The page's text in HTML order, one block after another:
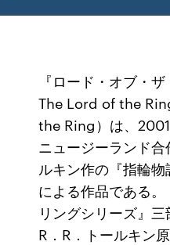
『ロード・オブ・
The Lord of the
the Ring）は、
ニュージーランド
ルキン作の『指輪
による作品である。
リングシリーズ』三
R．R．トールキン